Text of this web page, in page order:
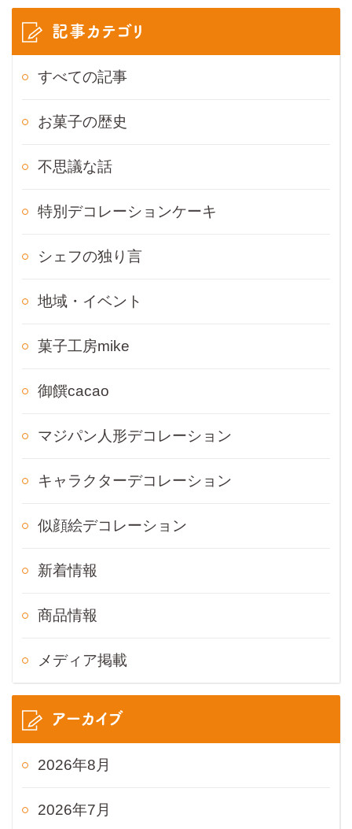
記事カテゴリ
すべての記事
お菓子の歴史
不思議な話
特別デコレーションケーキ
シェフの独り言
地域・イベント
菓子工房mike
御饌cacao
マジパン人形デコレーション
キャラクターデコレーション
似顔絵デコレーション
新着情報
商品情報
メディア掲載
アーカイブ
2026年8月
2026年7月